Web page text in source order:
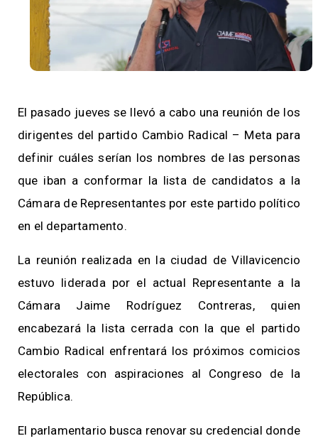
El pasado jueves se llevó a cabo una reunión de los
dirigentes del partido Cambio Radical – Meta para
definir cuáles serían los nombres de las personas
que iban a conformar la lista de candidatos a la
Cámara de Representantes por este partido político
en el departamento.
La reunión realizada en la ciudad de Villavicencio
estuvo liderada por el actual Representante a la
Cámara Jaime Rodríguez Contreras, quien
encabezará la lista cerrada con la que el partido
Cambio Radical enfrentará los próximos comicios
electorales con aspiraciones al Congreso de la
República.
El parlamentario busca renovar su credencial donde